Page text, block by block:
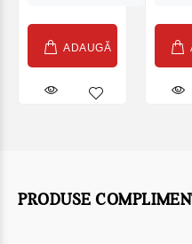
ADAUGĂ
PRODUSE